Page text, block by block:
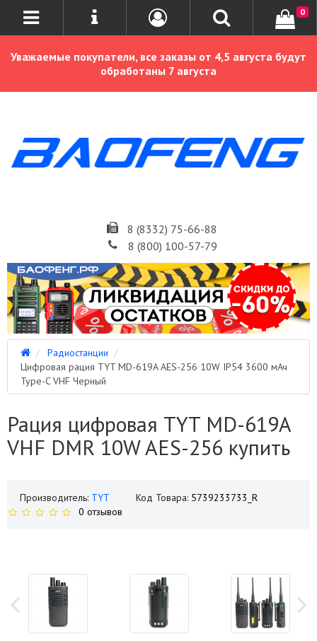
Уважаемые покупатели, все заказы от 4,5 августа будут
обработаны 7 августа
8 (8332) 75-66-88
8 (800) 100-57-79
0
Радиостанции
Цифровая рация TYT MD-619A AES-256 10W IP54 3600 мАч
Type-C VHF Черный
Рация цифровая TYT MD-619A
VHF DMR 10W AES-256 купить
Производитель: TYT Код Товара: 5739233733_R
0 отзывов